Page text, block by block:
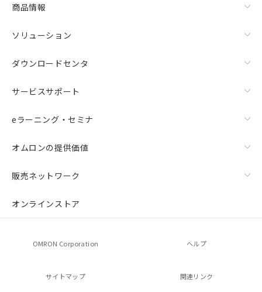
商品情報
ソリューション
ダウンロードセンタ
サービスサポート
eラーニング・セミナ
オムロンの提供価値
販売ネットワーク
オンラインストア
OMRON Corporation ヘルプ
サイトマップ 関連リンク